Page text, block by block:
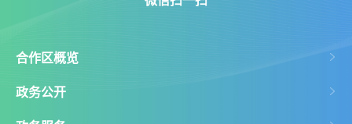
合作区概览
政务公开